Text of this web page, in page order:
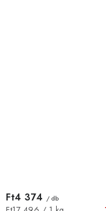
Ft4 374 / db